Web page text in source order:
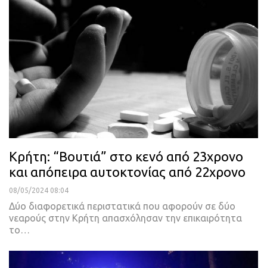
Κρήτη: “Βουτιά” στο κενό από 23χρονο
και απόπειρα αυτοκτονίας από 22χρονο
08/05/2024 08:04
Δύο διαφορετικά περιστατικά που αφορούν σε δύο
νεαρούς στην Κρήτη απασχόλησαν την επικαιρότητα
το…